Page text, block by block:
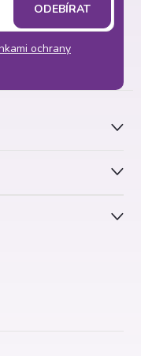
ochrany
ODEBÍRAT